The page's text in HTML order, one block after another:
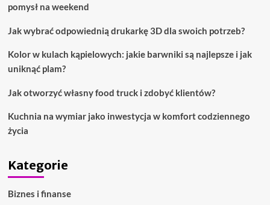
pomysł na weekend
Jak wybrać odpowiednią drukarkę 3D dla swoich potrzeb?
Kolor w kulach kąpielowych: jakie barwniki są najlepsze i jak
uniknąć plam?
Jak otworzyć własny food truck i zdobyć klientów?
Kuchnia na wymiar jako inwestycja w komfort codziennego
życia
Kategorie
Biznes i finanse